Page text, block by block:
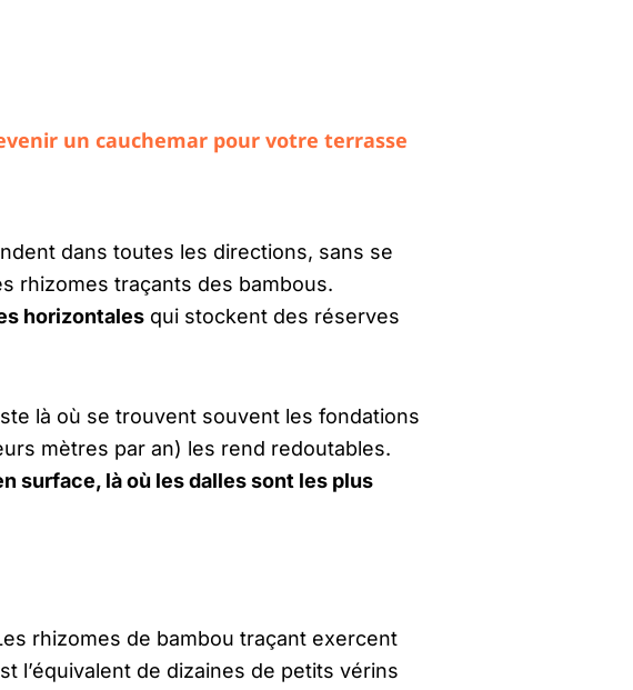
un cauchemar pour votre terrasse
dans toutes les directions, sans se
rhizomes traçants des bambous.
horizontales qui stockent des réserves
là où se trouvent souvent les fondations
mètres par an) les rend redoutables.
surface, là où les dalles sont les plus
rhizomes de bambou traçant exercent
l’équivalent de dizaines de petits vérins